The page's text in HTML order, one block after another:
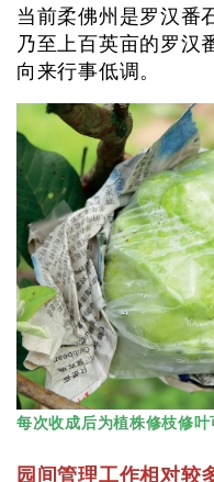
当前柔佛州是罗汉番
乃至上百英亩的罗汉
向来行事低调。
每次收成后为植株修枝修叶
园间管理工作相对较